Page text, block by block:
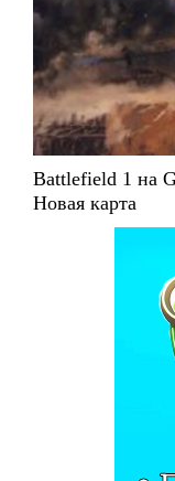
Battlefield 1 на
Новая карта